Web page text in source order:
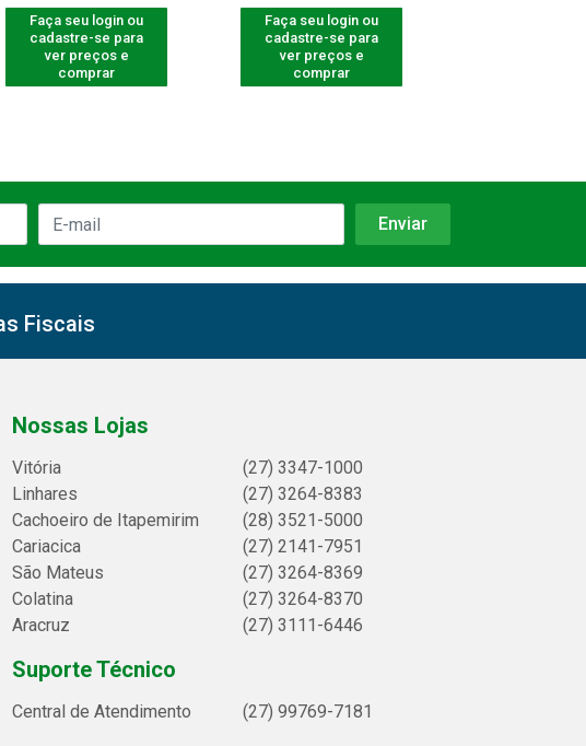
Faça seu login ou
cadastre-se para
ver preços e
comprar
Faça seu login ou
cadastre-se para
ver preços e
comprar
Fiscais
Nossas Lojas
Vitória
(27) 3347-1000
Linhares
(27) 3264-8383
Cachoeiro de Itapemirim
(28) 3521-5000
Cariacica
(27) 2141-7951
São Mateus
(27) 3264-8369
Colatina
(27) 3264-8370
Aracruz
(27) 3111-6446
Suporte Técnico
Central de Atendimento (27) 99769-7181